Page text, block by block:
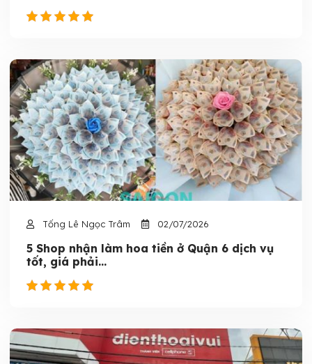
Tống Lê Ngọc Trâm 02/07/2026
5 Shop nhận làm hoa tiền ở Quận 6 dịch vụ
tốt, giá phải...